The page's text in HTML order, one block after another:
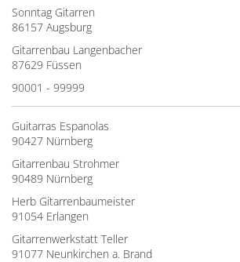
Sonntag Gitarren
86157 Augsburg
Gitarrenbau Langenbacher
87629 Füssen
90001 - 99999
Guitarras Espanolas
90427 Nürnberg
Gitarrenbau Strohmer
90489 Nürnberg
Herb Gitarrenbaumeister
91054 Erlangen
Gitarrenwerkstatt Teller
91077 Neunkirchen a. Brand